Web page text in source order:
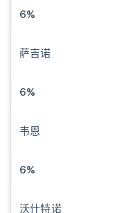
6%
萨吉诺
6%
韦恩
6%
沃什特诺